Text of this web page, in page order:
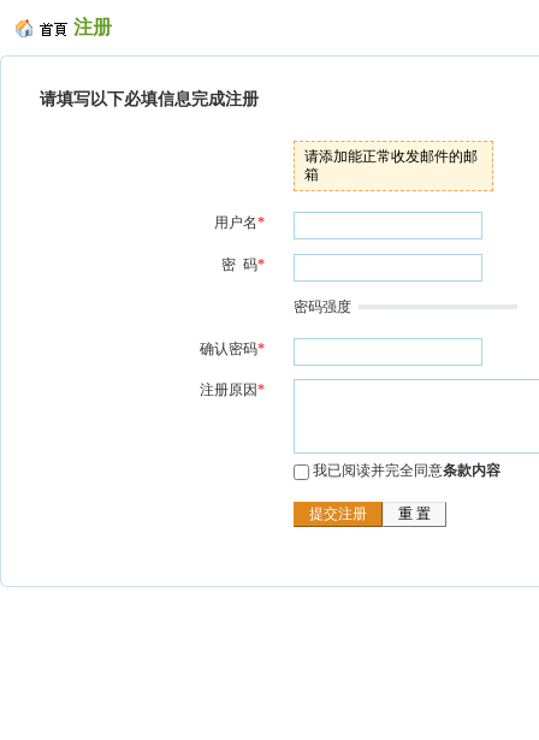
注册
请填写以下必填信息完成注册
请添加能正常收发邮件的邮
箱
用户名*
密 码*
密码强度
确认密码*
注册原因*
我已阅读并完全同意条款内容